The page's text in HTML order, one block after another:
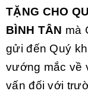
TẶNG CHO
BÌNH TÂN mà
gửi đến Quý
vướng mắc về
vấn đối với